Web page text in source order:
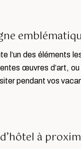
l’un des éléments
œuvres d’art, ou
pendant vos
à